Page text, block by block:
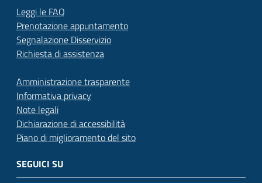
Leggi le FAQ
Prenotazione appuntamento
Segnalazione Disservizio
Richiesta di assistenza
Amministrazione trasparente
Informativa privacy
Note legali
Dichiarazione di accessibilità
Piano di miglioramento del sito
SEGUICI SU